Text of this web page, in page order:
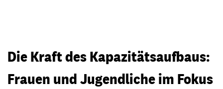
Die Kraft des Kapazitätsaufbaus:
Frauen und Jugendliche im Fokus